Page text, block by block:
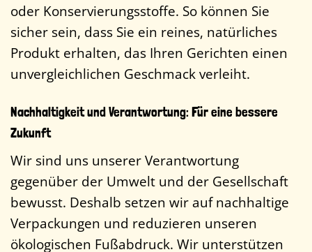
oder Konservierungsstoffe. So können Sie
sicher sein, dass Sie ein reines, natürliches
Produkt erhalten, das Ihren Gerichten einen
unvergleichlichen Geschmack verleiht.
Nachhaltigkeit und Verantwortung: Für eine bessere
Zukunft
Wir sind uns unserer Verantwortung
gegenüber der Umwelt und der Gesellschaft
bewusst. Deshalb setzen wir auf nachhaltige
Verpackungen und reduzieren unseren
ökologischen Fußabdruck. Wir unterstützen